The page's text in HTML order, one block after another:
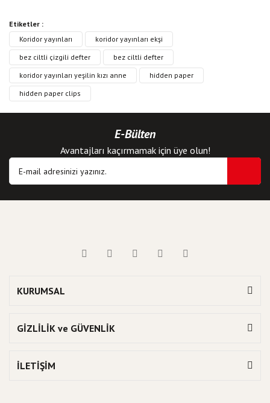
Etiketler :
Koridor yayınları
koridor yayınları ekşi
bez ciltli çizgili defter
bez ciltli defter
koridor yayınları yeşilin kızı anne
hidden paper
hidden paper clips
E-Bülten
Avantajları kaçırmamak için üye olun!
KURUMSAL
GİZLİLİK ve GÜVENLİK
İLETİŞİM